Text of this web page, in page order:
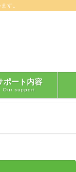
す。
ポート内容
Our support